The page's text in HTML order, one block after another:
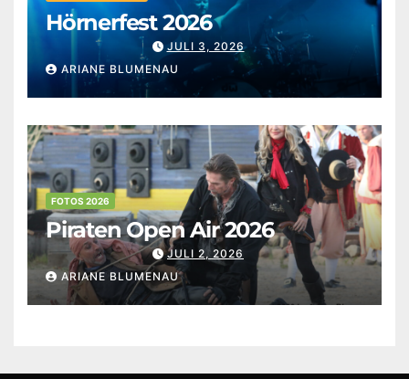
Hörnerfest 2026
JULI 3, 2026
ARIANE BLUMENAU
FOTOS 2026
Piraten Open Air 2026
JULI 2, 2026
ARIANE BLUMENAU